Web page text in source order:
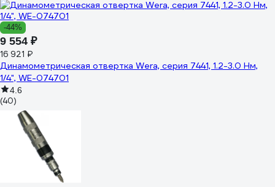
-44%
9 554 ₽
16 921 ₽
Динамометрическая отвертка Wera, серия 7441, 1.2-3.0 Нм,
1/4", WE-074701
4.6
(40)